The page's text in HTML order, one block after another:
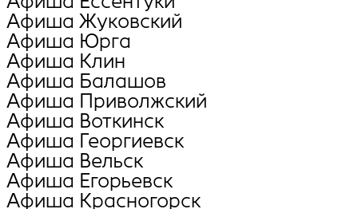
Афиша Жуковский
Афиша Юрга
Афиша Клин
Афиша Балашов
Афиша Приволжский
Афиша Воткинск
Афиша Георгиевск
Афиша Вельск
Афиша Егорьевск
Афиша Красногорск